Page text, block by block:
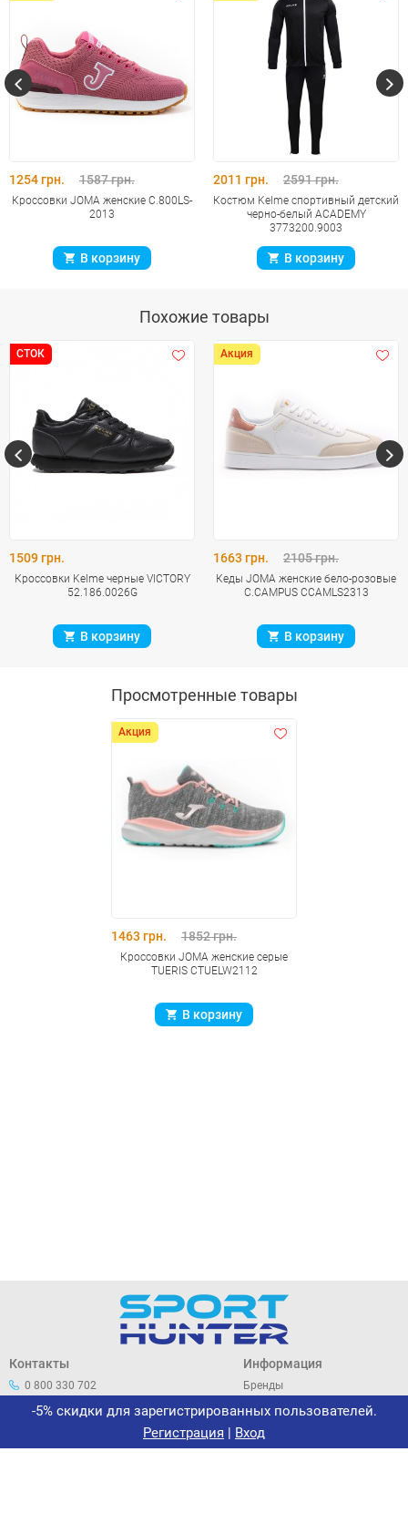
-5% скидки для зарегистрированных пользователей.
Регистрация | Вход
1254 грн. 1587 грн.
Кроссовки JOMA женские C.800LS-
2013
В корзину
2011 грн. 2591 грн.
Костюм Kelme спортивный детский
черно-белый ACADEMY
3773200.9003
В корзину
Похожие товары
СТОК
1509 грн.
Кроссовки Kelme черные VICTORY
52.186.0026G
В корзину
Акция
1663 грн. 2105 грн.
Кеды JOMA женские бело-розовые
C.CAMPUS CCAMLS2313
В корзину
Просмотренные товары
Акция
1463 грн. 1852 грн.
Кроссовки JOMA женские серые
TUERIS CTUELW2112
В корзину
Контакты
0 800 330 702
044 33 44 305
office@sporthunter.com.ua
Информация
Бренды
конфиденциальности